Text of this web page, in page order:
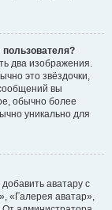
два изображения.
это звёздочки,
вы
обычно более
уникально для
аватару с
«Галерея аватар»,